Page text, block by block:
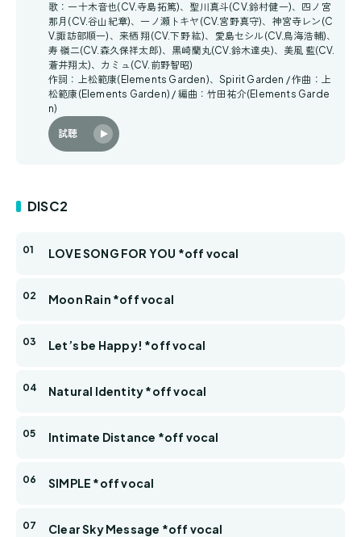
歌：一十木音也(CV.寺島拓篤)、聖川真斗(CV.鈴村健一)、四ノ宮
那月(CV.谷山紀章)、一ノ瀬トキヤ(CV.宮野真守)、神宮寺レン(C
V.諏訪部順一)、来栖 翔(CV.下野 紘)、愛島セシル(CV.鳥海浩輔)、
寿 嶺二(CV.森久保祥太郎)、黒崎蘭丸(CV.鈴木達央)、美風 藍(CV.
蒼井翔太)、カミュ(CV.前野智昭)
作詞：上松範康(Elements Garden)、Spirit Garden / 作曲：上
松範康(Elements Garden) / 編曲：竹田祐介(Elements Garde
n)
試聴
DISC2
LOVE SONG FOR YOU *off vocal
Moon Rain *off vocal
Let’s be Happy! *off vocal
Natural Identity *off vocal
Intimate Distance *off vocal
SIMPLE *off vocal
Clear Sky Message *off vocal